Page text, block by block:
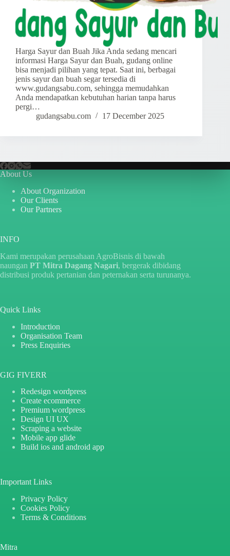
Harga Sayur dan Buah Jika Anda sedang mencari
informasi Harga Sayur dan Buah, gudang online
bisa menjadi pilihan yang tepat. Saat ini, berbagai
jenis sayur dan buah segar tersedia di
www.gudangsabu.com, sehingga memudahkan
Anda mendapatkan kebutuhan harian tanpa harus
pergi…
gudangsabu.com
17 December 2025
About Us
About Organization
Our Clients
Our Partners
INFO
Kami merupakan perusahaan AgroBisnis di bawah
naungan PT Mitra Dagang Nagari, bergerak dibidang
distribusi produk pertanian dan peternakan serta turunanya.
Quick Links
Introduction
Organisation Team
Press Enquiries
GIG FIVERR
Redesign wordpress
Create ecommerce
Premium wordpress
Design UI UX
Scraping a website
Mobile app glide
Build ios and android app
Important Links
Privacy Policy
Cookies Policy
Terms & Conditions
Mitra